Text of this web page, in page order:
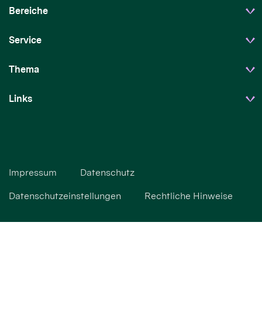
Bereiche
Service
Thema
Links
Impressum Datenschutz
Datenschutzeinstellungen Rechtliche Hinweise